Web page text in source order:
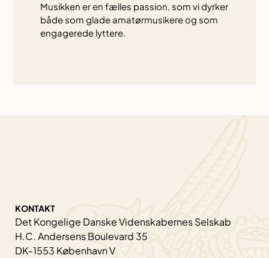
Musikken er en fælles passion, som vi dyrker
både som glade amatørmusikere og som
engagerede lyttere.
KONTAKT
Det Kongelige Danske Videnskabernes Selskab
H.C. Andersens Boulevard 35
DK-1553 København V